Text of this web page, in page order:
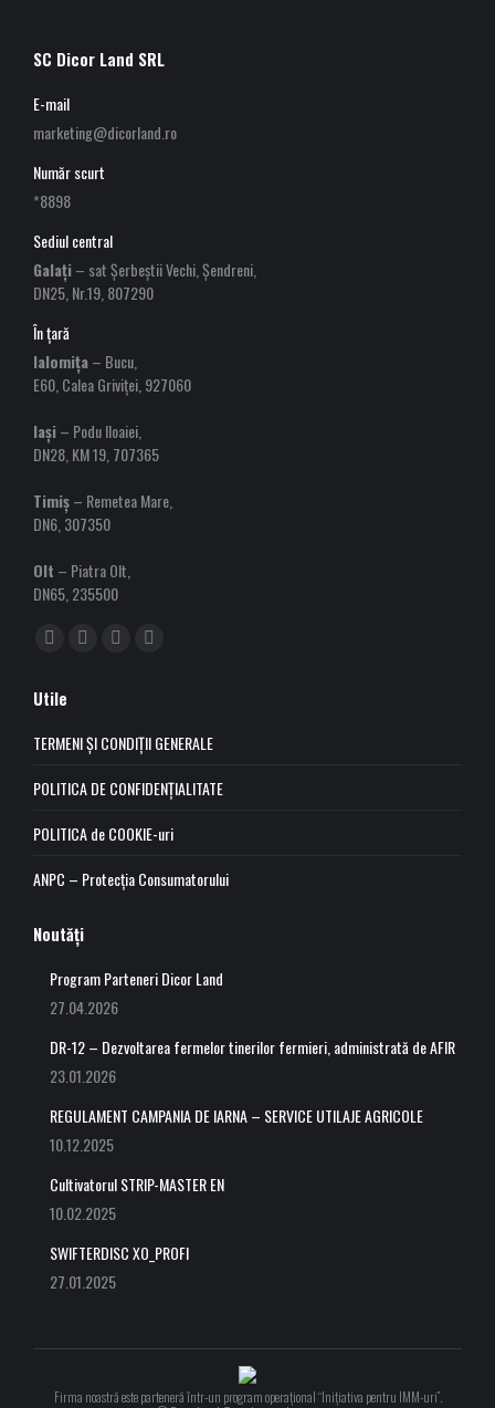
SC Dicor Land SRL
E-mail
marketing@dicorland.ro
Număr scurt
*8898
Sediul central
Galați– sat Șerbeștii Vechi, Șendreni,
DN25, Nr.19, 807290
În țară
Ialomița– Bucu,
E60, Calea Griviței, 927060
Iași– Podu Iloaiei,
DN28, KM 19, 707365
Timiș– Remetea Mare,
DN6, 307350
Olt – Piatra Olt,
DN65, 235500
Find us on:
Facebook
opens
in
window
YouTube
in
window
Linkedin
in
window
Instagram
in
window
Utile
TERMENI ȘI CONDIȚII GENERALE
POLITICA DE CONFIDENȚIALITATE
POLITICA de COOKIE-uri
ANPC – Protecția Consumatorului
Noutăți
Program Parteneri Dicor Land
27.04.2026
DR-12 – Dezvoltarea fermelor tinerilor fermieri, administrată de AFIR
23.01.2026
REGULAMENT CAMPANIA DE IARNA – SERVICE UTILAJE AGRICOLE
10.12.2025
Cultivatorul STRIP-MASTER EN
10.02.2025
SWIFTERDISC XO_PROFI
27.01.2025
Firma noastră este parteneră într-un program operațional “Inițiativa pentru IMM-uri”.